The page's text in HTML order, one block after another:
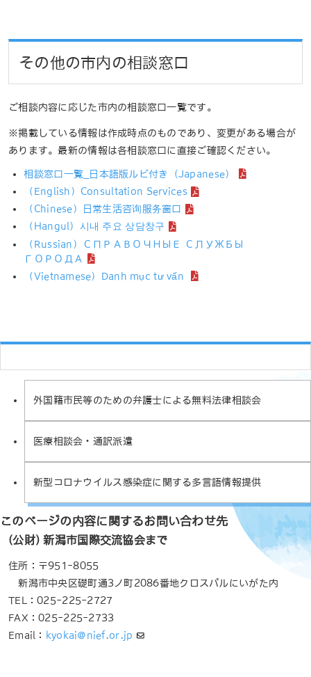
その他の市内の相談窓口
ご相談内容に応じた市内の相談窓口一覧です。
※掲載している情報は作成時点のものであり、変更がある場合が
あります。最新の情報は各相談窓口に直接ご確認ください。
相談窓口一覧_日本語版ルビ付き（Japanese）
（English）Consultation Services
（Chinese）日常生活咨询服务窗口
（Hangul）시내 주요 상담창구
（Russian）СПРАВОЧНЫЕ СЛУЖБЫ
ГОРОДА
（Vietnamese）Danh mục tư vấn
外国籍市民等のための弁護士による無料法律相談会
医療相談会・通訳派遣
新型コロナウイルス感染症に関する多言語情報提供
このページの内容に関するお問い合わせ先
(公財) 新潟市国際交流協会まで
住所：〒951-8055
新潟市中央区礎町通3ノ町2086番地クロスパルにいがた内
TEL：025-225-2727
FAX：025-225-2733
Email：
kyokai@nief.or.jp